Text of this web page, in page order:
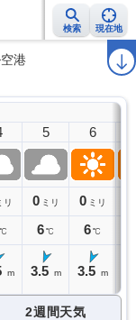
検索 現在地
意報 ラ
港
リ
℃
m
5
0 ミリ
6℃
3.5 m
6
0 ミリ
6℃
3.5 m
2週間天気